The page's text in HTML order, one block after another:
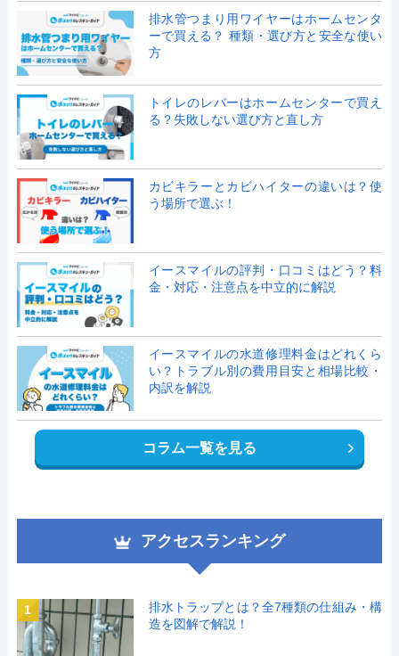
排水管つまり用ワイヤーはホームセンタ
ーで買える？ 種類・選び方と安全な使い
方
トイレのレバーはホームセンターで買え
る？失敗しない選び方と直し方
カビキラーとカビハイターの違いは？使
う場所で選ぶ！
イースマイルの評判・口コミはどう？料
金・対応・注意点を中立的に解説
イースマイルの水道修理料金はどれくら
い？トラブル別の費用目安と相場比較・
内訳を解説
コラム一覧を見る
アクセスランキング
1
排水トラップとは？全7種類の仕組み・構
造を図解で解説！